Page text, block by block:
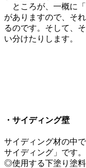
ところが、一概に
がありますので、そ
るのです。そして、
い分けたりします。
・サイディング壁
サイディング材の中
サイディング」です。
◎使用する下塗り塗料